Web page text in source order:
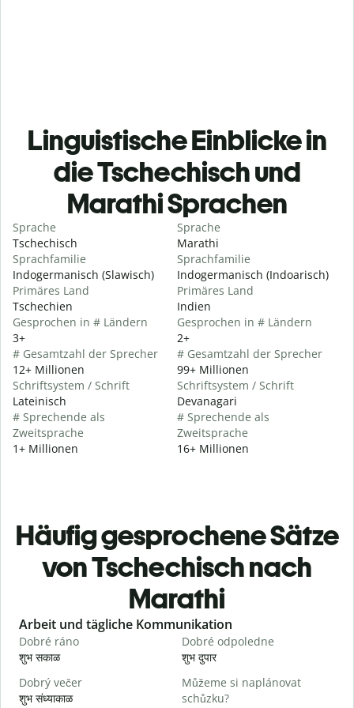
Linguistische Einblicke in
die Tschechisch und
Marathi Sprachen
Sprache
Tschechisch
Sprachfamilie
Indogermanisch (Slawisch)
Primäres Land
Tschechien
Gesprochen in # Ländern
3+
# Gesamtzahl der Sprecher
12+ Millionen
Schriftsystem / Schrift
Lateinisch
# Sprechende als
Zweitsprache
1+ Millionen
Sprache
Marathi
Sprachfamilie
Indogermanisch (Indoarisch)
Primäres Land
Indien
Gesprochen in # Ländern
2+
# Gesamtzahl der Sprecher
99+ Millionen
Schriftsystem / Schrift
Devanagari
# Sprechende als
Zweitsprache
16+ Millionen
Häufig gesprochene Sätze
von Tschechisch nach
Marathi
Slide 1 of 6
Arbeit und tägliche Kommunikation
Dobré ráno
शुभ सकाळ
Dobré odpoledne
शुभ दुपार
Dobrý večer
शुभ संध्याकाळ
Můžeme si naplánovat
schůzku?